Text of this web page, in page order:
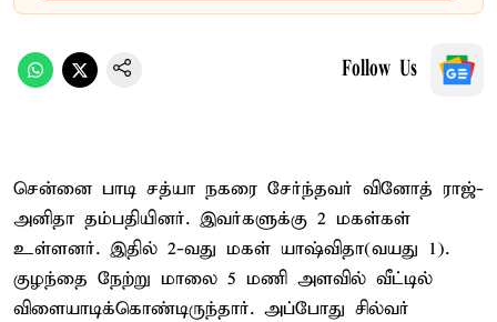
Follow Us
சென்னை பாடி சத்யா நகரை சேர்ந்தவர் வினோத் ராஜ்-
அனிதா தம்பதியினர். இவர்களுக்கு 2 மகள்கள்
உள்ளனர். இதில் 2-வது மகள் யாஷ்விதா(வயது 1).
குழந்தை நேற்று மாலை 5 மணி அளவில் வீட்டில்
விளையாடிக்கொண்டிருந்தார். அப்போது சில்வர்